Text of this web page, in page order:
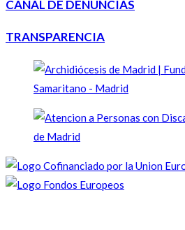
CANAL DE DENUNCIAS
TRANSPARENCIA